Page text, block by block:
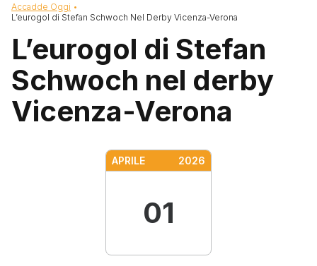
Briciole di pane
Accadde Oggi
L’eurogol di Stefan Schwoch Nel Derby Vicenza-Verona
L’eurogol di Stefan
Schwoch nel derby
Vicenza-Verona
APRILE 2026
01